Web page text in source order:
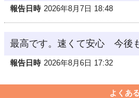
報告日時 2026年8月7日 18:48
最高です。速くて安心 今後
報告日時 2026年8月6日 17:32
よくあ